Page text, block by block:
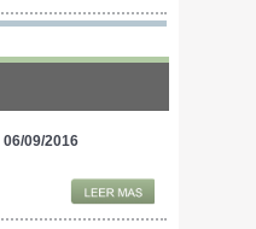
06/09/2016